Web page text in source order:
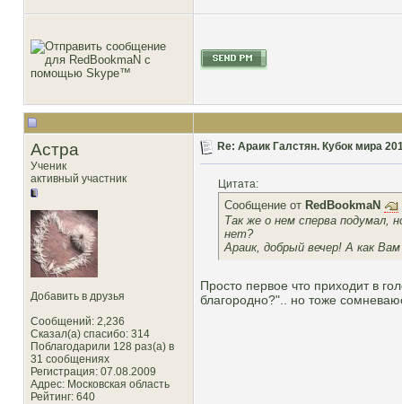
Астра
Ученик
активный участник
Добавить в друзья
Сообщений: 2,236
Сказал(а) спасибо: 314
Поблагодарили 128 раз(а) в
31 сообщениях
Регистрация: 07.08.2009
Адрес: Московская область
Рейтинг: 640
Re: Араик Галстян. Кубок мира
Цитата:
Сообщение от RedBookmaN
Так же о нем сперва подумал,
нет?
Араик, добрый вечер! А как
Просто первое что приходит в
благородно?".. но тоже